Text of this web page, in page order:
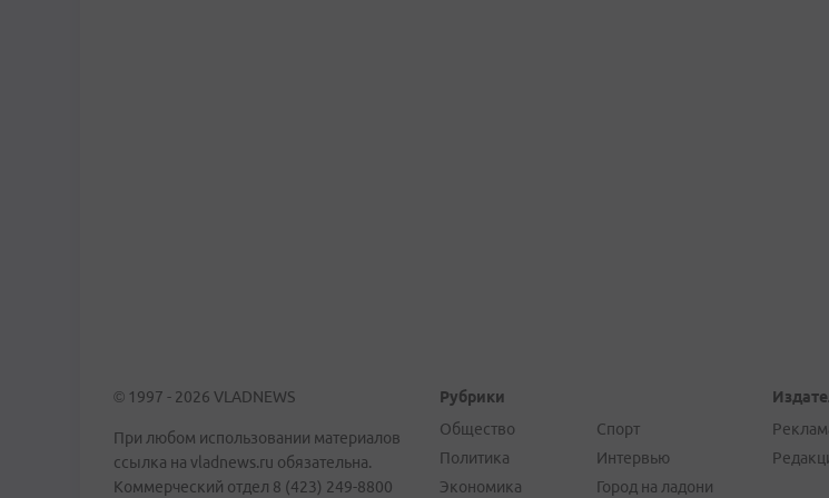
© 1997 - 2026 VLADNEWS
При любом использовании материалов
ссылка на vladnews.ru обязательна.
Коммерческий отдел 8 (423) 249-8800
Рубрики
Общество
Политика
Экономика
Спорт
Интервью
Город на ладони